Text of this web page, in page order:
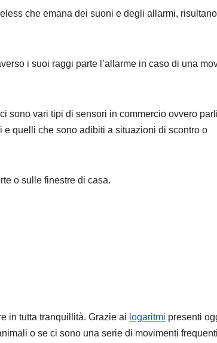
che emana dei suoni e degli allarmi, risultano
i suoi raggi parte l’allarme in caso di una
sono vari tipi di sensori in commercio ovvero
quelli che sono adibiti a situazioni di scontro o
o sulle finestre di casa.
in tutta tranquillità. Grazie ai logaritmi presenti
o se ci sono una serie di movimenti